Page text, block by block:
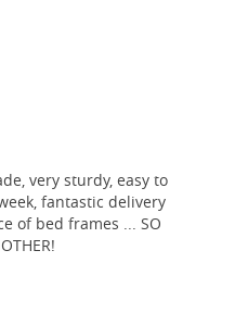
very sturdy, easy to
fantastic delivery
of bed frames ... SO